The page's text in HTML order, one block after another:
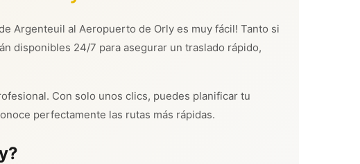
Argenteuil al Aeropuerto de Orly es muy fácil! Tanto si
disponibles 24/7 para asegurar un traslado rápido,
Con solo unos clics, puedes planificar tu
perfectamente las rutas más rápidas.